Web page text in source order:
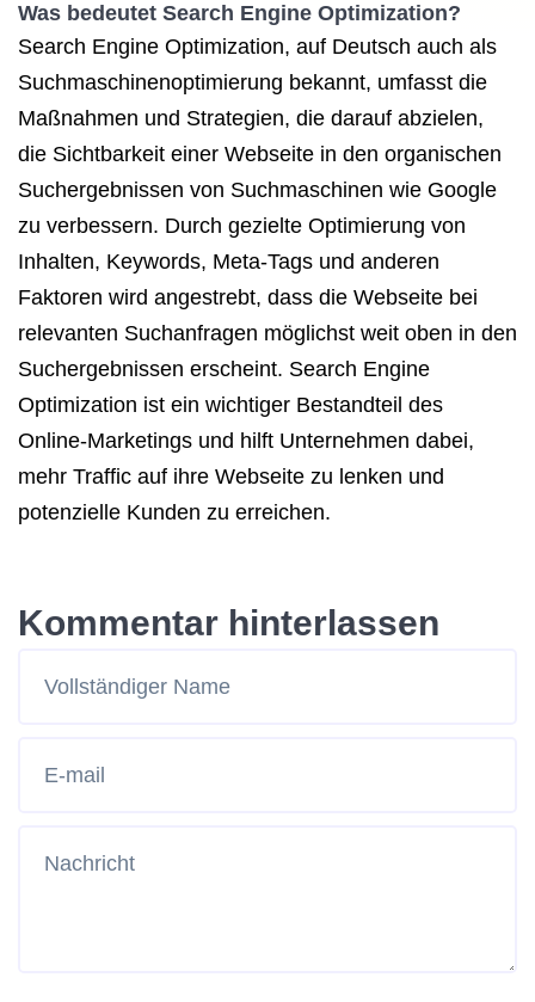
Was bedeutet Search Engine Optimization?
Search Engine Optimization, auf Deutsch auch als
Suchmaschinenoptimierung bekannt, umfasst die
Maßnahmen und Strategien, die darauf abzielen,
die Sichtbarkeit einer Webseite in den organischen
Suchergebnissen von Suchmaschinen wie Google
zu verbessern. Durch gezielte Optimierung von
Inhalten, Keywords, Meta-Tags und anderen
Faktoren wird angestrebt, dass die Webseite bei
relevanten Suchanfragen möglichst weit oben in den
Suchergebnissen erscheint. Search Engine
Optimization ist ein wichtiger Bestandteil des
Online-Marketings und hilft Unternehmen dabei,
mehr Traffic auf ihre Webseite zu lenken und
potenzielle Kunden zu erreichen.
Kommentar hinterlassen